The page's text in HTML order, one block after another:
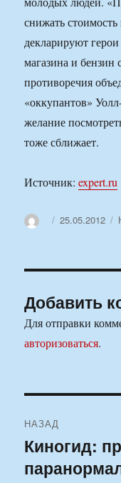
снижать
декларируют
магазина и бензин
противоречия
«оккупантов»
желание
тоже сближает.
Источник:expert.ru
АвторОпубликовано
25.05.2012
Добавить
Для отправки
авторизоваться.
по
записям
НАЗАД
Предыдущая
запись:
Киногид: